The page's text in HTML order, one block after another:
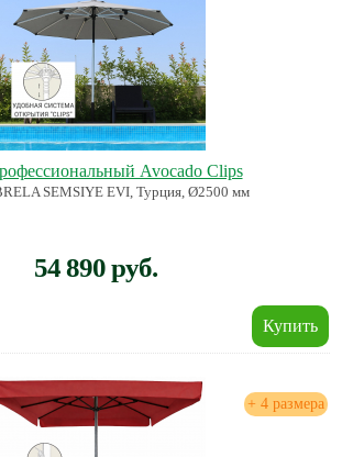
Avocado Clips
SEMSIYE EVI, Турция, Ø2500 мм
54 890 руб.
+ 4 размера